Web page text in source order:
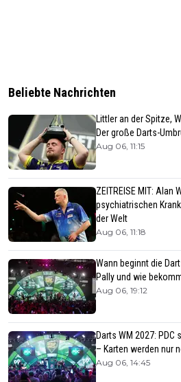
Beliebte Nachrichten
Littler an der Spitze,
Der große Darts-
Aug 06, 11:15
ZEITREISE MIT: Alan
psychiatrischen
der Welt
Aug 06, 11:18
Wann beginnt die
Pally und wie
Aug 06, 19:12
Darts WM 2027:
– Karten werden nur
Aug 06, 14:45